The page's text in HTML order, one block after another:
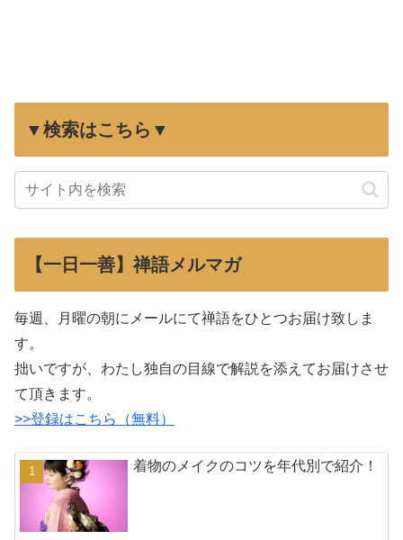
▼検索はこちら▼
【一日一善】禅語メルマガ
毎週、月曜の朝にメールにて禅語をひとつお届け致しま
す。
拙いですが、わたし独自の目線で解説を添えてお届けさせ
て頂きます。
>>登録はこちら（無料）
着物のメイクのコツを年代別で紹介！